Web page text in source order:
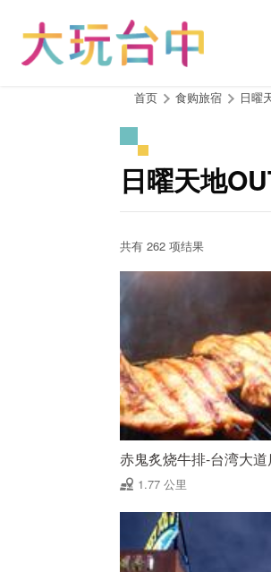
首页 食购旅宿 日曜
日曜天地
共有 262 项结果
赤鬼炙烧牛排-台湾大
1.77 公里